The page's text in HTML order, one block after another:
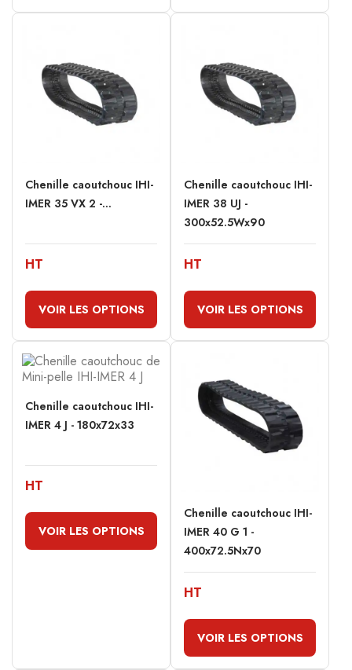
Chenille caoutchouc IHI-
IMER 35 VX 2 -...
HT
VOIR LES OPTIONS
Chenille caoutchouc IHI-
IMER 38 UJ -
300x52.5Wx90
HT
VOIR LES OPTIONS
Chenille caoutchouc IHI-
IMER 4 J - 180x72x33
HT
VOIR LES OPTIONS
Chenille caoutchouc IHI-
IMER 40 G 1 -
400x72.5Nx70
HT
VOIR LES OPTIONS